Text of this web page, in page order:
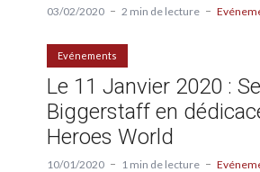
03/02/2020 2 min de lecture
Evénements
Le 11 Janvier 2020 :
Biggerstaff en
Heroes World
10/01/2020 1 min de lecture